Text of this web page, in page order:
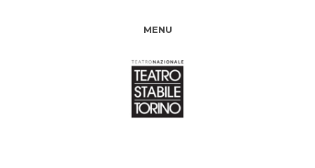
MENU